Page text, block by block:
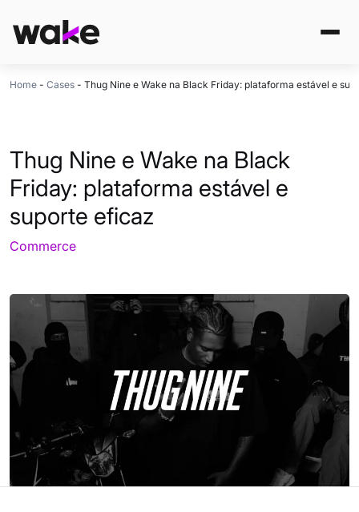
Home - Cases - Thug Nine e Wake na Black Friday: plataforma estável e
Thug Nine e Wake na Black
Friday: plataforma estável e
suporte eficaz
Commerce